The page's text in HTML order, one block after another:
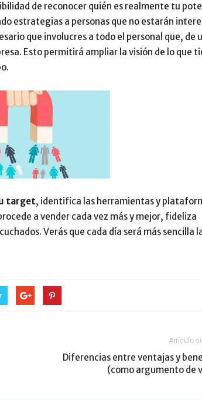
de reconocer quién es realmente tu
estrategias a personas que no estarán
que involucres a todo el personal que, de
Esto permitirá ampliar la visión de lo que
target, identifica las herramientas y
a vender cada vez más y mejor, fideliza
Verás que cada día será más sencilla
Artículo
Diferencias entre ventajas y
(como argumento de